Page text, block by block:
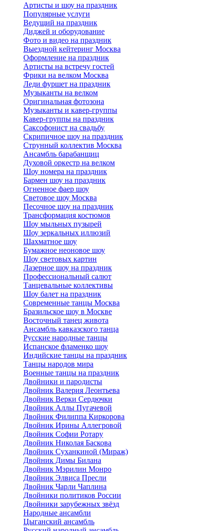
Артисты и шоу на праздник
Популярные услуги
Ведущий на праздник
Диджей и оборудование
Фото и видео на праздник
Выездной кейтеринг Москва
Оформление на праздник
Артисты на встречу гостей
Фрики на велком Москва
Леди фуршет на праздник
Музыканты на велком
Оригинальная фотозона
Музыканты и кавер-группы
Кавер-группы на праздник
Саксофонист на свадьбу
Скрипичное шоу на праздник
Струнный коллектив Москва
Ансамбль барабанщиц
Духовой оркестр на велком
Шоу номера на праздник
Бармен шоу на праздник
Огненное фаер шоу
Световое шоу Москва
Песочное шоу на праздник
Трансформация костюмов
Шоу мыльных пузырей
Шоу зеркальных иллюзий
Шахматное шоу
Бумажное неоновое шоу
Шоу световых картин
Лазерное шоу на праздник
Профессиональный салют
Танцевальные коллективы
Шоу балет на праздник
Современные танцы Москва
Бразильское шоу в Москве
Восточный танец живота
Ансамбль кавказского танца
Русские народные танцы
Испанское фламенко шоу
Индийские танцы на праздник
Танцы народов мира
Военные танцы на праздник
Двойники и пародисты
Двойник Валерия Леонтьева
Двойник Верки Сердючки
Двойник Аллы Пугачевой
Двойник Филиппа Киркорова
Двойник Ирины Аллегровой
Двойник Софии Ротару
Двойник Николая Баскова
Двойник Суханкиной (Мираж)
Двойник Димы Билана
Двойник Мэрилин Монро
Двойник Элвиса Пресли
Двойник Чарли Чаплина
Двойники политиков России
Двойники зарубежных звёзд
Народные ансамбли
Цыганский ансамбль